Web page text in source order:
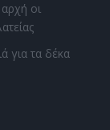
οι
για τα δέκα